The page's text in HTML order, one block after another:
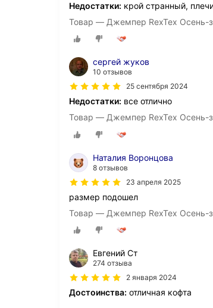
Недостатки: крой странный,
Товар — Джемпер RexTex Осень-
сергей жуков
10 отзывов
25 сентября 2024
Недостатки: все отлично
Товар — Джемпер RexTex Осень-
Наталия Воронцова
8 отзывов
23 апреля 2025
размер подошел
Товар — Джемпер RexTex Осень-
Евгений Ст
274 отзыва
2 января 2024
Достоинства: отличная кофта